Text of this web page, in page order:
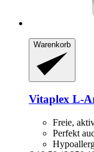
Warenkorb
Vitaplex L-​
Freie,
Perfekt